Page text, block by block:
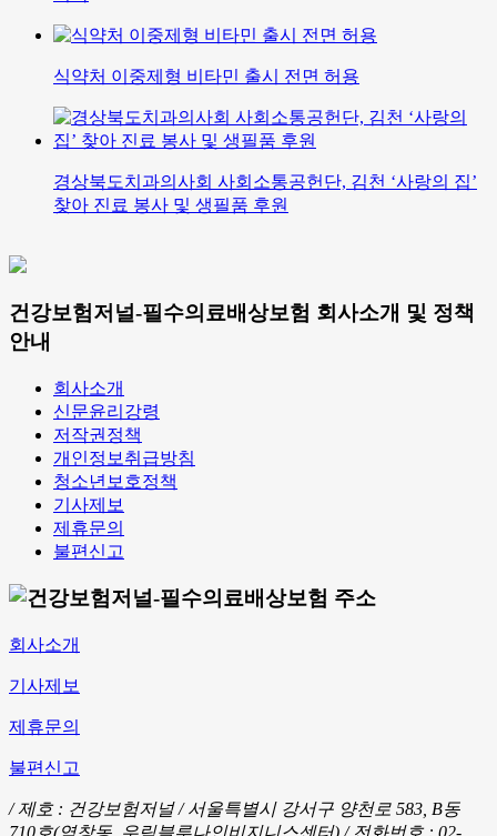
식약처 이중제형 비타민 출시 전면 허용
경상북도치과의사회 사회소통공헌단, 김천 ‘사랑의 집’
찾아 진료 봉사 및 생필품 후원
건강보험저널-필수의료배상보험 회사소개 및 정책
안내
회사소개
신문윤리강령
저작권정책
개인정보취급방침
청소년보호정책
기사제보
제휴문의
불편신고
회사소개
기사제보
제휴문의
불편신고
/ 제호 : 건강보험저널 /서울특별시 강서구 양천로 583, B동
710호(염창동, 우림블루나인비지니스센터) / 전화번호 : 02-